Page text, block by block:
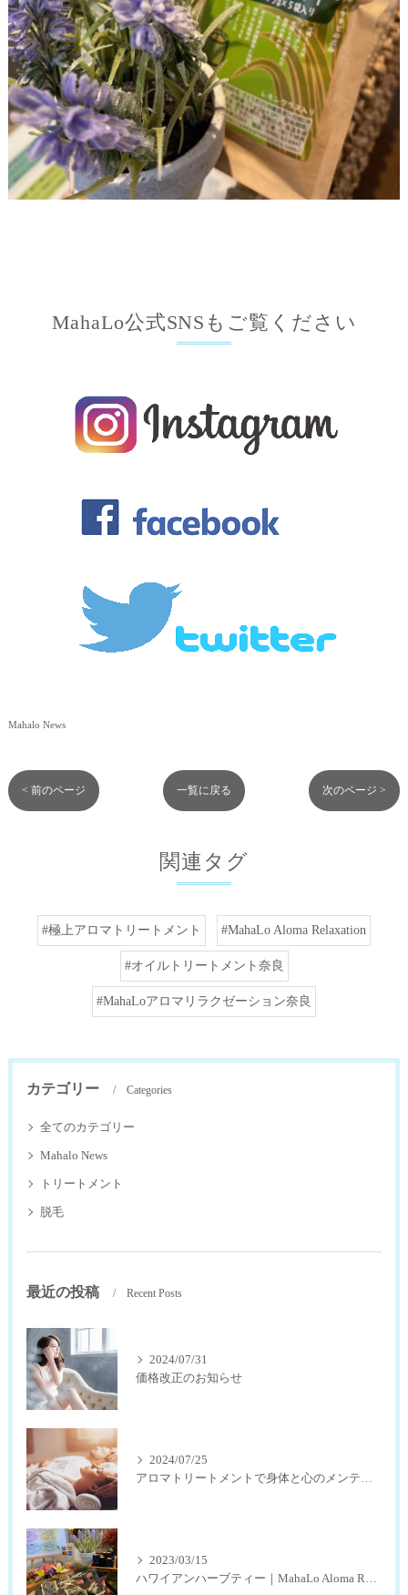
MahaLo公式SNSもご覧ください
Mahalo News
< 前のページ 一覧に戻る 次のページ >
関連タグ
#極上アロマトリートメント #MahaLo Aloma Relaxation
#オイルトリートメント奈良
#MahaLoアロマリラクゼーション奈良
カテゴリー Categories
全てのカテゴリー
Mahalo News
トリートメント
脱毛
最近の投稿 Recent Posts
2024/07/31
価格改正のお知らせ
2024/07/25
アロマトリートメントで身体と心のメンテナンス
2023/03/15
ハワイアンハーブティー｜MahaLo Aloma Relaxation奈良